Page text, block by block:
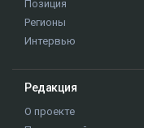
Позиция
Регионы
Интервью
Редакция
О проекте